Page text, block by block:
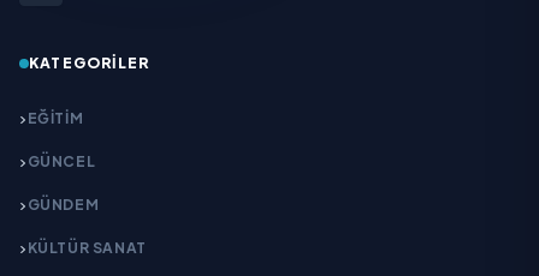
KATEGORILER
EĞITIM
GÜNCEL
GÜNDEM
KÜLTÜR SANAT